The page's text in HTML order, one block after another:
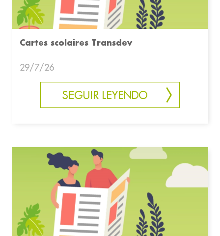
Cartes scolaires Transdev
29/7/26
SEGUIR LEYENDO